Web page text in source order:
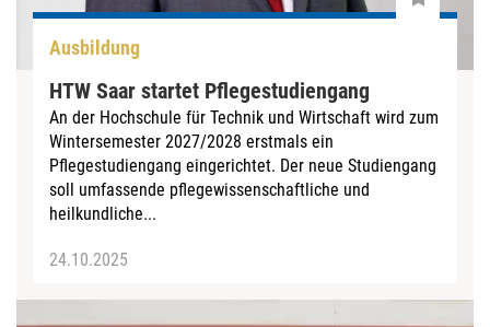
Ausbildung
HTW Saar startet Pflegestudiengang
An der Hochschule für Technik und Wirtschaft wird zum
Wintersemester 2027/2028 erstmals ein
Pflegestudiengang eingerichtet. Der neue Studiengang
soll umfassende pflegewissenschaftliche und
heilkundliche...
24.10.2025